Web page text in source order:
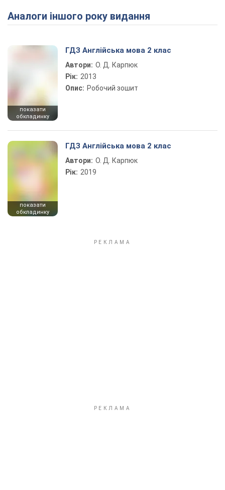
Play Video
Аналоги іншого року видання
показати
обкладинку
ГДЗ Англійська мова 2 клас
Автори: О. Д. Карпюк
Рік: 2013
Опис: Робочий зошит
показати
обкладинку
ГДЗ Англійська мова 2 клас
Автори: О. Д. Карпюк
Рік: 2019